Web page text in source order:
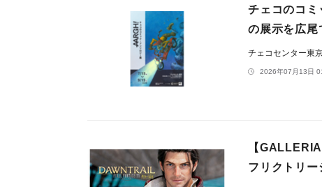
チェコのコミ
の展示を広尾
チェコセンター東
2026年07月13日
【
フリクトリ